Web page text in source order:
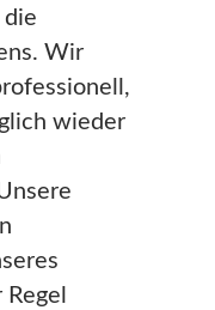
die
Wir
wieder